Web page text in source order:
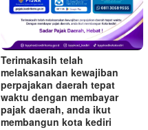
Terimakasih telah
melaksanakan kewajiban
perpajakan daerah tepat
waktu dengan membayar
pajak daerah, anda ikut
membangun kota kediri